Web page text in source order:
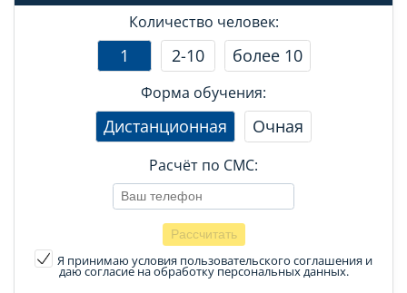
Количество человек:
1 2-10 более 10
Форма обучения:
Дистанционная Очная
Расчёт по СМС:
Я принимаю условия пользовательского соглашения и
даю согласие на обработку персональных данных.